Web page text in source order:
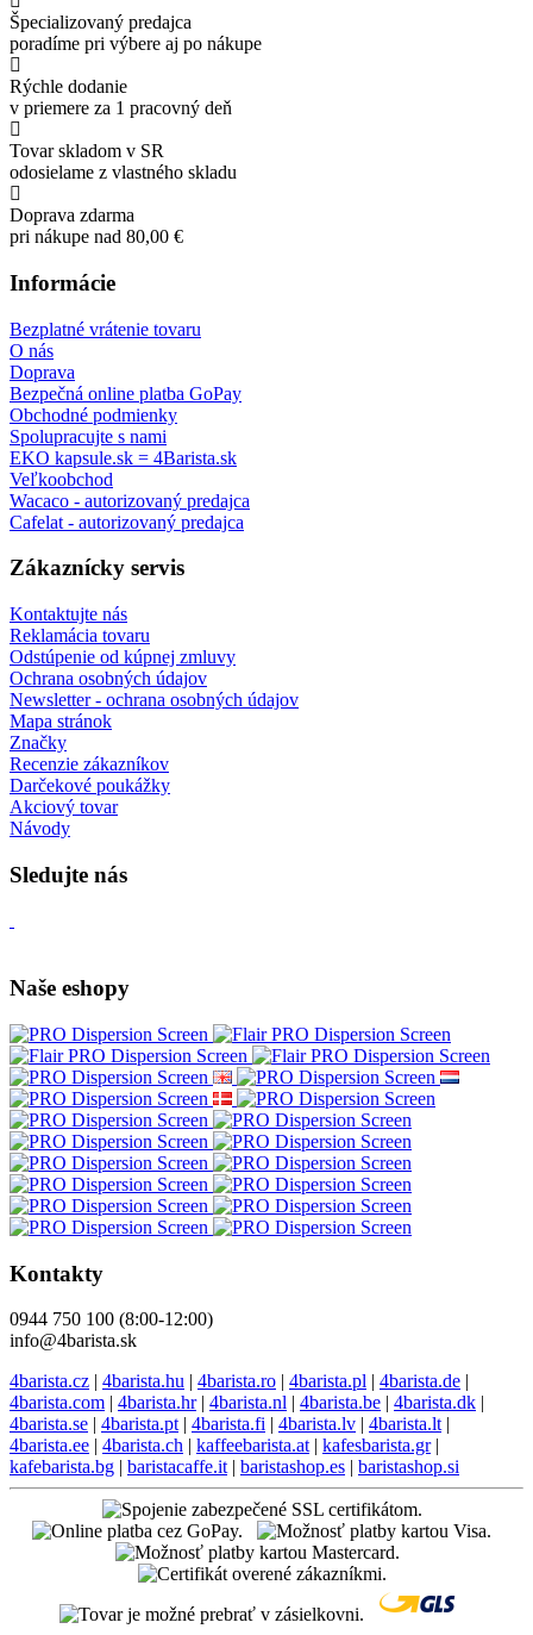
Špecializovaný predajca
poradíme pri výbere aj po nákupe
Rýchle dodanie
v priemere za 1 pracovný deň
Tovar skladom v SR
odosielame z vlastného skladu
Doprava zdarma
pri nákupe nad 80,00 €
Informácie
Bezplatné vrátenie tovaru
O nás
Doprava
Bezpečná online platba GoPay
Obchodné podmienky
Spolupracujte s nami
EKO kapsule.sk = 4Barista.sk
Veľkoobchod
Wacaco - autorizovaný predajca
Cafelat - autorizovaný predajca
Zákaznícky servis
Kontaktujte nás
Reklamácia tovaru
Odstúpenie od kúpnej zmluvy
Ochrana osobných údajov
Newsletter - ochrana osobných údajov
Mapa stránok
Značky
Recenzie zákazníkov
Darčekové poukážky
Akciový tovar
Návody
Sledujte nás
Naše eshopy
Kontakty
0944 750 100 (8:00-12:00)
info@4barista.sk
4barista.cz | 4barista.hu | 4barista.ro | 4barista.pl | 4barista.de |
4barista.com | 4barista.hr| 4barista.nl | 4barista.be | 4barista.dk |
4barista.se | 4barista.pt | 4barista.fi | 4barista.lv | 4barista.lt |
4barista.ee | 4barista.ch | kaffeebarista.at | kafesbarista.gr|
kafebarista.bg | baristacaffe.it | baristashop.es | baristashop.si